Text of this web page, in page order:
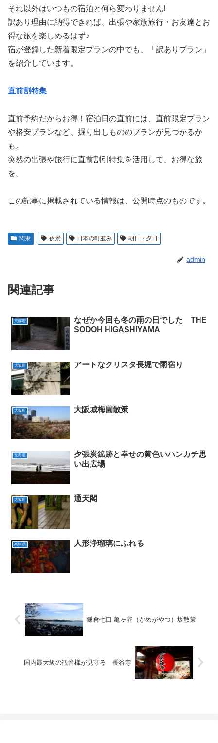
それ以外はいつもの宿泊と何ら変わりません!
訳あり理由に納得できれば、出張や家族旅行・お友達とお
得な旅を楽しめるはず♪
宿が登録した新着限定プランの中でも、「訳ありプラン」
を紹介しています。
直前割特集
直前予約だからお得！宿泊日の直前には、直前限定プラン
や格安プランなど、掘り出しもののプランが見つかるか
も。
突然の出張や旅行に直前割引特集を活用して、お得な旅
を。
この記事に掲載されている情報は、公開時点のものです。
関東 夜景 日本の町並み 朝日・夕日
admin
関連記事
京都府
なぜか今回も冬の雨の日でした THE
SODOH HIGASHIYAMA
大阪府 アートなクリスタ長堀で雨宿り
大阪府 大阪城梅園散策
北海道
夕張炭鉱跡と幸せの黄色いハンカチ思
い出広場
大阪府 通天閣
兵庫県 人形浄瑠璃にふれる
鎌倉七口 亀ヶ谷（かめがやつ）坂散策
国内最大級の観音様が見守る 長谷寺